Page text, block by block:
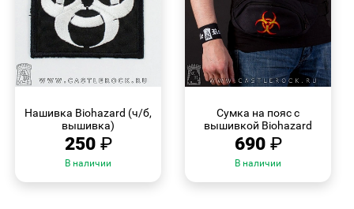
Нашивка Biohazard (ч/б,
вышивка)
250 ₽
В наличии
Сумка на пояс с
вышивкой Biohazard
690 ₽
В наличии